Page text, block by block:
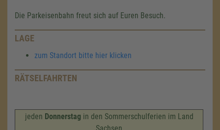
Die Parkeisenbahn freut sich auf Euren Besuch.
LAGE
zum Standort bitte hier klicken
RÄTSELFAHRTEN
jeden Donnerstag in den Sommerschulferien im Land